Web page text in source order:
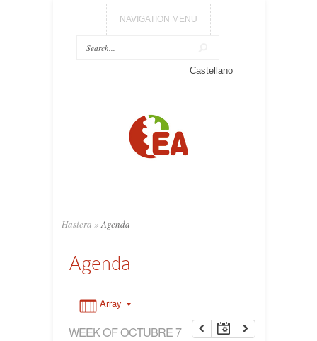
NAVIGATION MENU
Castellano
Hasiera » Agenda
Agenda
Array
WEEK OF OCTUBRE 7